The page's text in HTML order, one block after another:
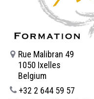
Rue Malibran 49
1050 Ixelles
Belgium
+32 2 644 59 57